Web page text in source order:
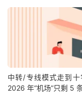
中转/专线模式走到十
2026 年“机场”只剩 5